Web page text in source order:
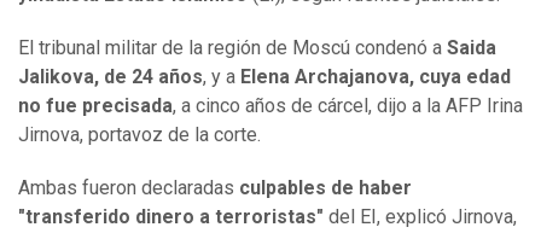
El tribunal militar de la región de Moscú condenó a Saida
Jalikova, de 24 años, y a Elena Archajanova, cuya edad
no fue precisada, a cinco años de cárcel, dijo a la AFP Irina
Jirnova, portavoz de la corte.
Ambas fueron declaradas culpables de haber
"transferido dinero a terroristas" del EI, explicó Jirnova,